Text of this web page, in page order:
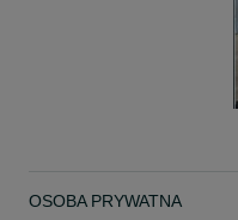
--> Tylna ramka uchylna na
--> 4 łapy montażowe z
--> Dodatkowe
OSOBA PRYWATNA